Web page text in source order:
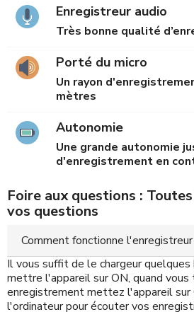
Enregistreur audio
Très bonne qualité
Porté du micro
Un rayon
mètres
Autonomie
Une grande autonomie
d'enregistrement en
Foire aux questions :
vos questions
Comment fonctionne l'enregistreur
Il vous suffit de le chargeur
mettre l'appareil sur ON, quand
enregistrement mettez l'appareil sur
l'ordinateur pour écouter vos